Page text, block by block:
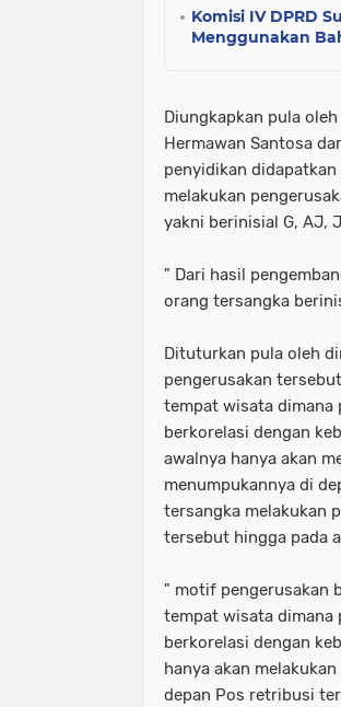
Komisi IV DPRD
Menggunakan
Diungkapkan pula
Hermawan Santosa
penyidikan
melakukan
yakni berinisial G, AJ,
" Dari hasil
orang tersangka
Dituturkan pula oleh
pengerusakan
tempat wisata
berkorelasi dengan
awalnya hanya akan
menumpukannya di
tersangka melakukan
tersebut hingga pada
" motif pengerusakan
tempat wisata
berkorelasi dengan
hanya akan
depan Pos retribusi